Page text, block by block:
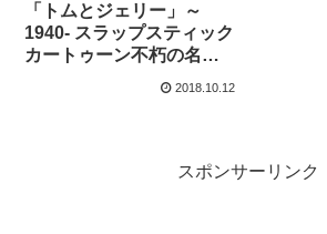
「トムとジェリー」～
1940- スラップスティック
カートゥーン不朽の名
2018.10.12
スポンサーリンク